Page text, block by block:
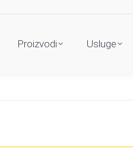
Proizvodi Usluge